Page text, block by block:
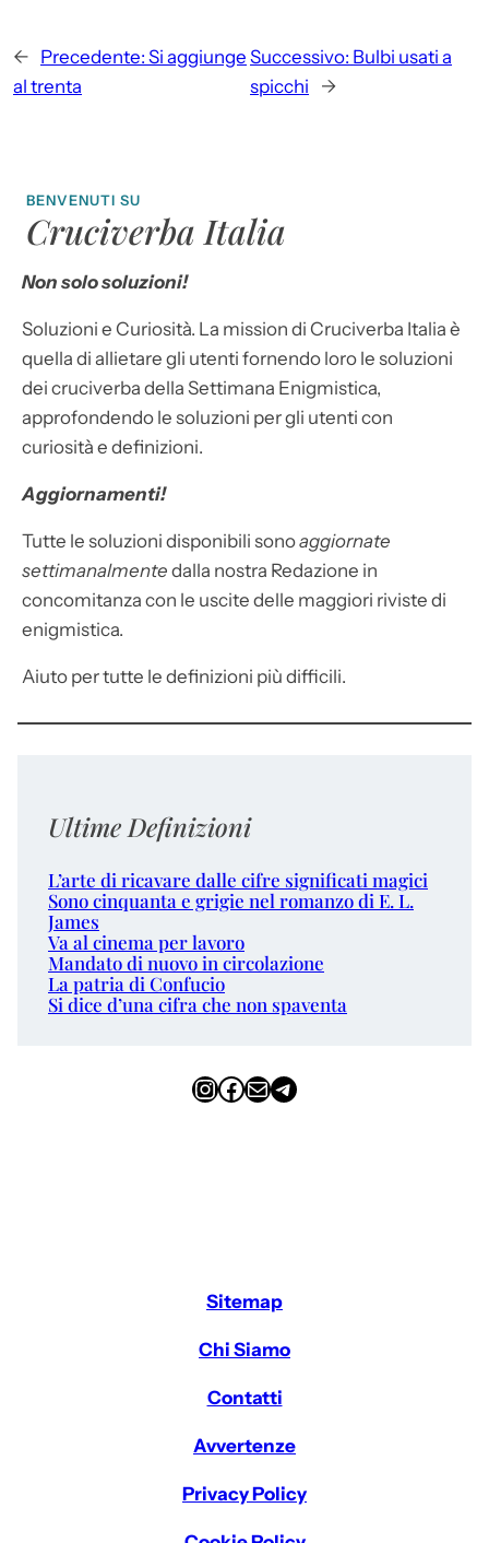
← Precedente: Si aggiunge
al trenta
Successivo: Bulbi usati a
spicchi
→
BENVENUTI SU
Cruciverba Italia
Non solo soluzioni!
Soluzioni e Curiosità. La mission di Cruciverba Italia è
quella di allietare gli utenti fornendo loro le soluzioni
dei cruciverba della Settimana Enigmistica,
approfondendo le soluzioni per gli utenti con
curiosità e definizioni.
Aggiornamenti!
Tutte le soluzioni disponibili sonoaggiornate
settimanalmente dalla nostra Redazione in
concomitanza con le uscite delle maggiori riviste di
enigmistica.
Aiuto per tutte le definizioni più difficili.
Ultime Definizioni
L’arte di ricavare dalle cifre significati magici
Sono cinquanta e grigie nel romanzo di E. L.
James
Va al cinema per lavoro
Mandato di nuovo in circolazione
La patria di Confucio
Si dice d’una cifra che non spaventa
InstagramFacebook Email Telegram
Sitemap
Chi Siamo
Contatti
Avvertenze
Privacy Policy